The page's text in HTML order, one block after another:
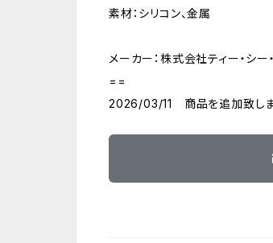
素材：シリコン、金属
メーカー：株式会社ティー・シー
==
2026/03/11 商品を追加致しま